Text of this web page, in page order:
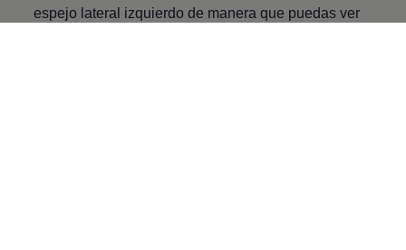
espejo lateral izquierdo de manera que puedas ver